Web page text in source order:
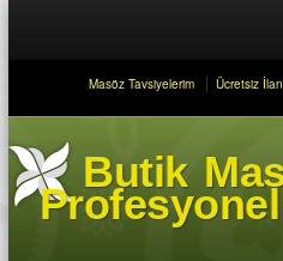
Masöz Tavsiyelerim Ücretsiz
Butik